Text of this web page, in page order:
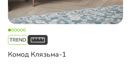
Комод Клязьма-1